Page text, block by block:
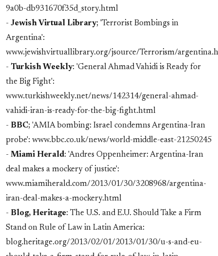
9a0b-db931670f35d_story.html
- Jewish Virtual Library; 'Terrorist Bombings in
Argentina':
www.jewishvirtuallibrary.org/jsource/Terrorism/
- Turkish Weekly: 'General Ahmad Vahidi is Ready for
the Big Fight':
www.turkishweekly.net/news/142314/general-ahmad-
vahidi-iran-is-ready-for-the-big-fight.html
- BBC; 'AMIA bombing: Israel condemns Argentina-Iran
probe': www.bbc.co.uk/news/world-middle-east-21250245
- Miami Herald: 'Andres Oppenheimer: Argentina-Iran
deal makes a mockery of justice':
www.miamiherald.com/2013/01/30/3208968/argentina-
iran-deal-makes-a-mockery.html
- Blog, Heritage: The U.S. and E.U. Should Take a Firm
Stand on Rule of Law in Latin America:
blog.heritage.org/2013/02/01/2013/01/30/u-s-and-eu-